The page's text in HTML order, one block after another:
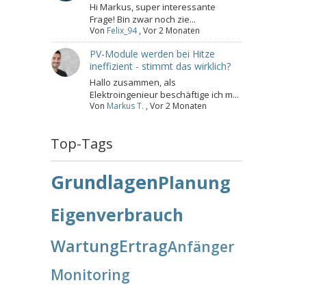
Hi Markus, super interessante
Frage! Bin zwar noch zie...
Von Felix_94, Vor 2 Monaten
PV-Module werden bei Hitze
ineffizient - stimmt das wirklich?
Hallo zusammen, als
Elektroingenieur beschäftige ich m...
Von Markus T. , Vor 2 Monaten
Top-Tags
GrundlagenPlanung
Eigenverbrauch
WartungErtragAnfänger
Monitoring